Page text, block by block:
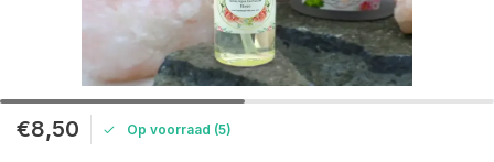
€8,50 Op voorraad (5)